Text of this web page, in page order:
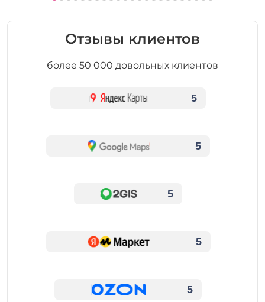
Отзывы клиентов
более 50 000 довольных клиентов
5
5
5
5
5